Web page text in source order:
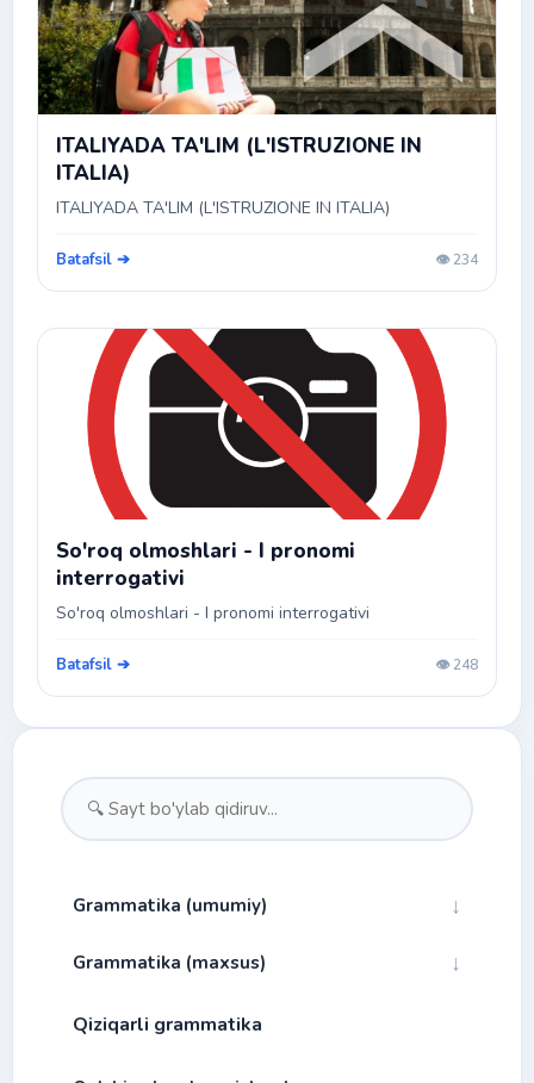
ITALIYADA TA'LIM (L'ISTRUZIONE IN
ITALIA)
ITALIYADA TA'LIM (L'ISTRUZIONE IN ITALIA)
Batafsil ➔ 👁️ 234
So'roq olmoshlari - I pronomi
interrogativi
So'roq olmoshlari - I pronomi interrogativi
Batafsil ➔ 👁️ 248
Grammatika (umumiy) ↓
Fonetika ↓
Alibfo va talaffuz
Morfologiya
Grammatika (maxsus) ↓
Bog'lovchilar
Qiziqarli grammatika